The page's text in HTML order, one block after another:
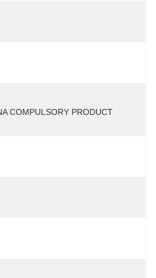
COMPULSORY PRODUCT